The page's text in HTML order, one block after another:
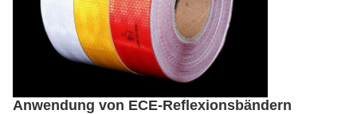
Anwendung von ECE-Reflexionsbändern